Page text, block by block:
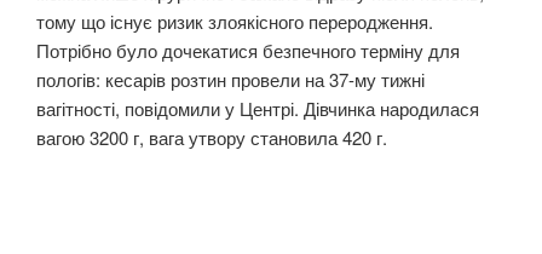
тому що існує ризик злоякісного переродження.
Потрібно було дочекатися безпечного терміну для
пологів: кесарів розтин провели на 37-му тижні
вагітності, повідомили у Центрі. Дівчинка народилася
вагою 3200 г, вага утвору становила 420 г.